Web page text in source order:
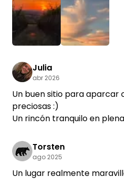
Julia
abr 2026
Un buen sitio para aparcar
preciosas :)
Un rincón tranquilo en
Volveremos encantados :)
Torsten
ago 2025
Un lugar realmente